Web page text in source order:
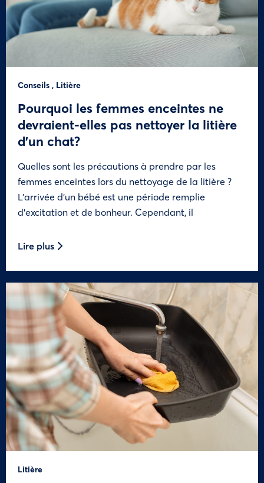
Conseils , Litière
Pourquoi les femmes enceintes ne
devraient-elles pas nettoyer la litière
d’un chat?
Quelles sont les précautions à prendre par les
femmes enceintes lors du nettoyage de la litière ?
L’arrivée d’un bébé est une période remplie
d’excitation et de bonheur. Cependant, il
Lire plus
Litière